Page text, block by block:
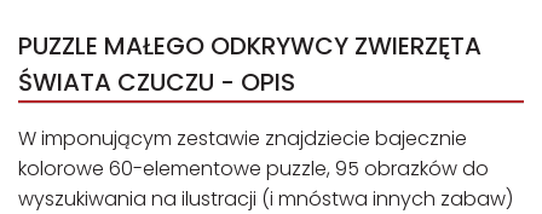
PUZZLE MAŁEGO ODKRYWCY ZWIERZĘTA
ŚWIATA CZUCZU - OPIS
W imponującym zestawie znajdziecie bajecznie
kolorowe 60-elementowe puzzle, 95 obrazków do
wyszukiwania na ilustracji (i mnóstwa innych zabaw)